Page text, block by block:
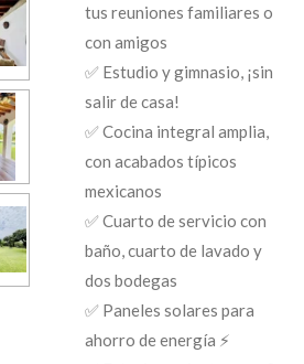
tus reuniones familiares o
con amigos
✅ Estudio y gimnasio, ¡sin
salir de casa!
✅ Cocina integral amplia,
con acabados típicos
mexicanos
✅ Cuarto de servicio con
baño, cuarto de lavado y
dos bodegas
✅ Paneles solares para
ahorro de energía ⚡